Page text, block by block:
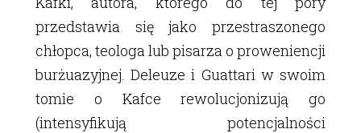
przedstawia się jako przestraszonego
chłopca, teologa lub pisarza o proweniencji
burżuazyjnej. Deleuze i Guattari w swoim
tomie o Kafce rewolucjonizują go
(intensyfikują potencjalności